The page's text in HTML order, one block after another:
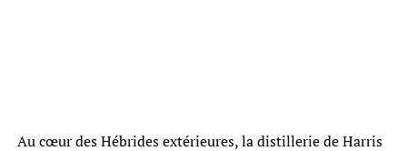
Au cœur des Hébrides extérieures, la distillerie de Harris